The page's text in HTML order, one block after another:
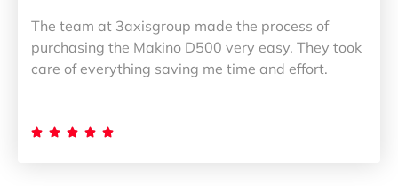
The team at 3axisgroup made the process of
purchasing the Makino D500 very easy. They took
care of everything saving me time and effort.
    